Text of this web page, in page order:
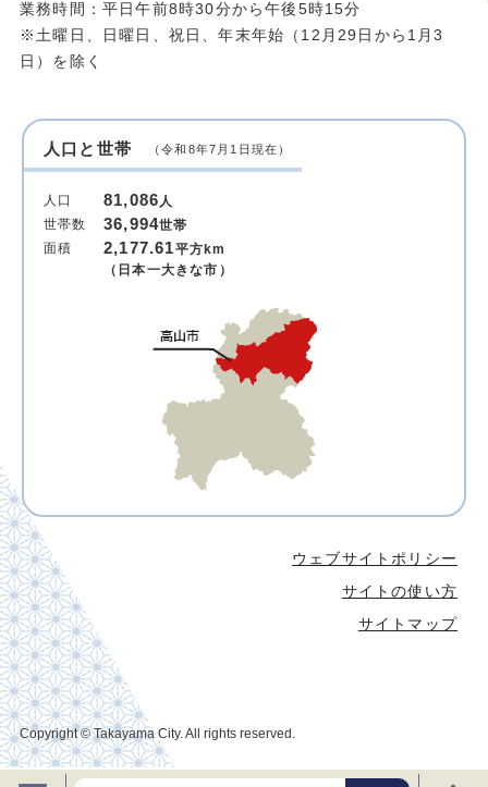
業務時間：平日午前8時30分から午後5時15分
※土曜日、日曜日、祝日、年末年始（12月29日から1月3
日）を除く
人口と世帯 （令和8年7月1日現在）
人口 81,086人
世帯数
36,994世帯
面積
2,177.61平方km
（日本一大きな市）
ウェブサイトポリシー
サイトの使い方
サイトマップ
Copyright © Takayama City. All rights reserved.